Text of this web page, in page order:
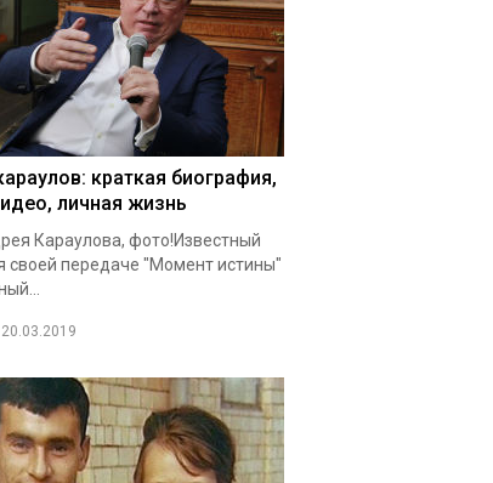
краткая биография,
личная жизнь
Караулова, фото!Известный
своей передаче "Момент истины"
20.03.2019